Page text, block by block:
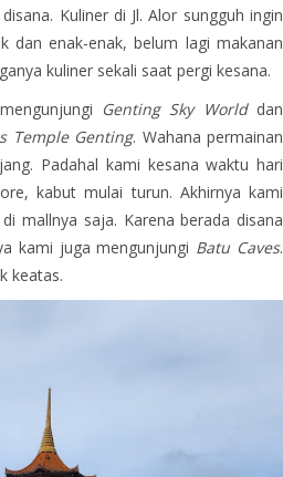
Kuliner di Jl. Alor sungguh ingin
dan enak-enak, belum lagi makanan
kuliner sekali saat pergi kesana.
Genting Sky Worlddan
Temple Genting. Wahana permainan
Padahal kami kesana waktu hari
kabut mulai turun. Akhirnya kami
mallnya saja. Karena berada disana
kami juga mengunjungi Batu Caves.
keatas.